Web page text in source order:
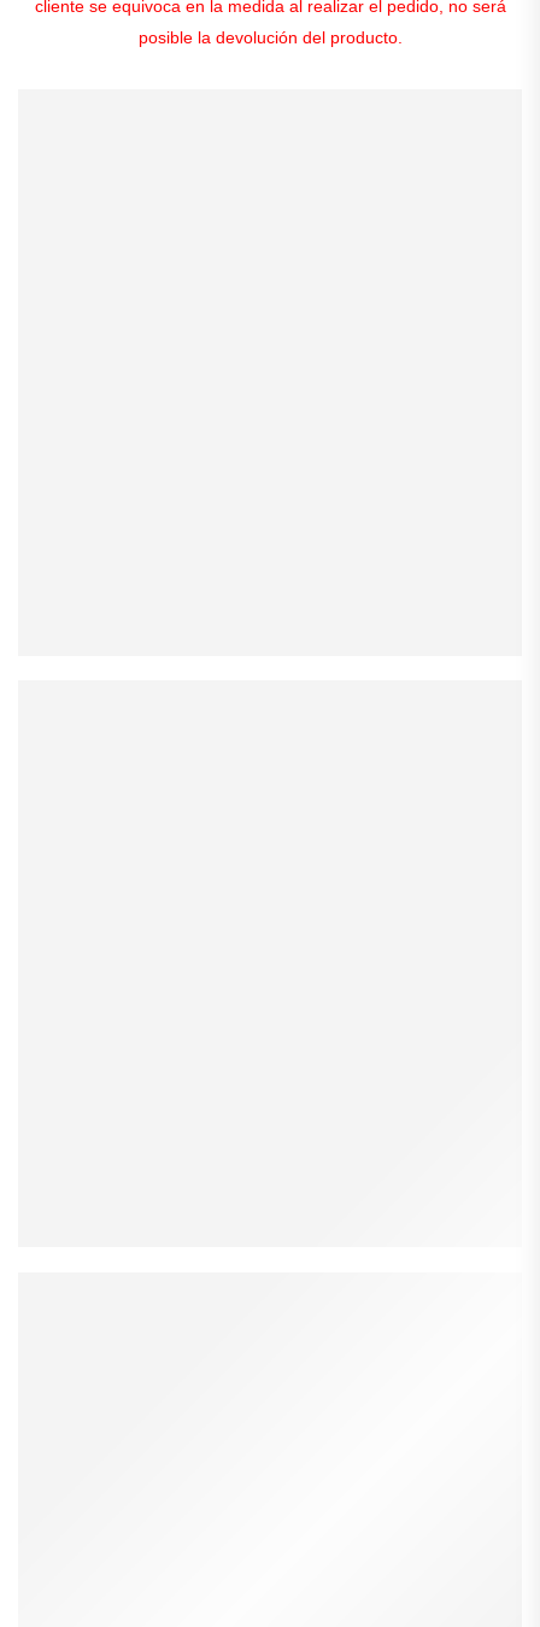
cliente se equivoca en la medida al realizar el pedido, no será
posible la devolución del producto.